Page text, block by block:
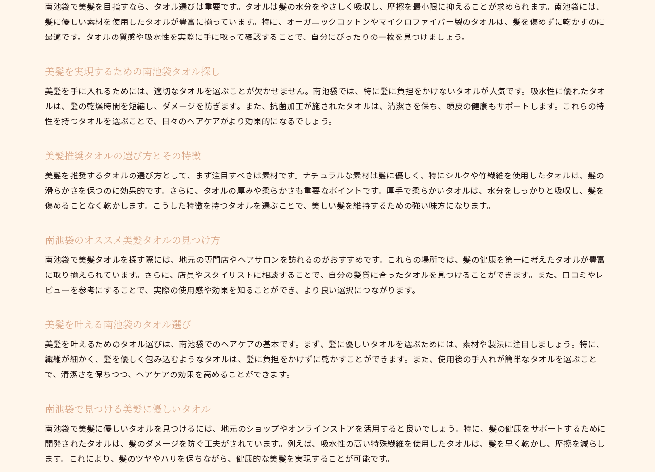
美髪を手に入れるタオル選びの秘訣
髪を健やかにするタオル選びのポイント
南池袋で美髪を目指すなら、タオル選びは重要です。タオルは髪の水分をやさしく吸収し、摩擦を最小限に抑えることが求められます。南池袋には、
髪に優しい素材を使用したタオルが豊富に揃っています。特に、オーガニックコットンやマイクロファイバー製のタオルは、髪を傷めずに乾かすのに
最適です。タオルの質感や吸水性を実際に手に取って確認することで、自分にぴったりの一枚を見つけましょう。
美髪を実現するための南池袋タオル探し
美髪を手に入れるためには、適切なタオルを選ぶことが欠かせません。南池袋では、特に髪に負担をかけないタオルが人気です。吸水性に優れたタオ
ルは、髪の乾燥時間を短縮し、ダメージを防ぎます。また、抗菌加工が施されたタオルは、清潔さを保ち、頭皮の健康もサポートします。これらの特
性を持つタオルを選ぶことで、日々のヘアケアがより効果的になるでしょう。
美髪推奨タオルの選び方とその特徴
美髪を推奨するタオルの選び方として、まず注目すべきは素材です。ナチュラルな素材は髪に優しく、特にシルクや竹繊維を使用したタオルは、髪の
滑らかさを保つのに効果的です。さらに、タオルの厚みや柔らかさも重要なポイントです。厚手で柔らかいタオルは、水分をしっかりと吸収し、髪を
傷めることなく乾かします。こうした特徴を持つタオルを選ぶことで、美しい髪を維持するための強い味方になります。
南池袋のオススメ美髪タオルの見つけ方
南池袋で美髪タオルを探す際には、地元の専門店やヘアサロンを訪れるのがおすすめです。これらの場所では、髪の健康を第一に考えたタオルが豊富
に取り揃えられています。さらに、店員やスタイリストに相談することで、自分の髪質に合ったタオルを見つけることができます。また、口コミやレ
ビューを参考にすることで、実際の使用感や効果を知ることができ、より良い選択につながります。
美髪を叶える南池袋のタオル選び
美髪を叶えるためのタオル選びは、南池袋でのヘアケアの基本です。まず、髪に優しいタオルを選ぶためには、素材や製法に注目しましょう。特に、
繊維が細かく、髪を優しく包み込むようなタオルは、髪に負担をかけずに乾かすことができます。また、使用後の手入れが簡単なタオルを選ぶこと
で、清潔さを保ちつつ、ヘアケアの効果を高めることができます。
南池袋で見つける美髪に優しいタオル
南池袋で美髪に優しいタオルを見つけるには、地元のショップやオンラインストアを活用すると良いでしょう。特に、髪の健康をサポートするために
開発されたタオルは、髪のダメージを防ぐ工夫がされています。例えば、吸水性の高い特殊繊維を使用したタオルは、髪を早く乾かし、摩擦を減らし
ます。これにより、髪のツヤやハリを保ちながら、健康的な美髪を実現することが可能です。